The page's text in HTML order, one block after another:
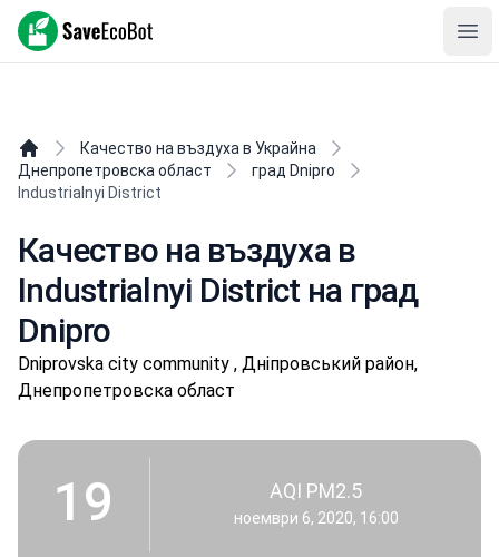
SaveEcoBot
Качество на въздуха в Украйна
Днепропетровска област
град Dnipro
Industrialnyi District
Качество на въздуха в
Industrialnyi District на град
Dnipro
Dniprovska city community , Дніпровський район,
Днепропетровска област
19 AQI PM2.5
ноември 6, 2020, 16:00